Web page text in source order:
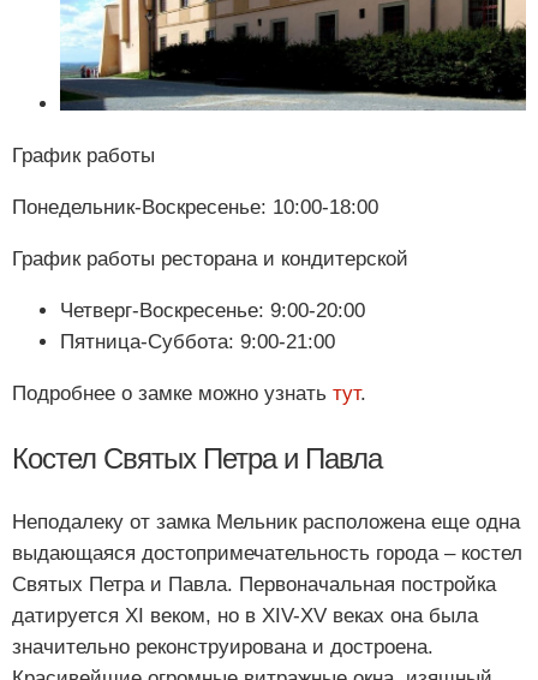
График работы
Понедельник-Воскресенье: 10:00-18:00
График работы ресторана и кондитерской
Четверг-Воскресенье: 9:00-20:00
Пятница-Суббота: 9:00-21:00
Подробнее о замке можно узнать тут.
Костел Святых Петра и Павла
Неподалеку от замка Мельник расположена еще одна
выдающаяся достопримечательность города – костел
Святых Петра и Павла. Первоначальная постройка
датируется XI веком, но в XIV-XV веках она была
значительно реконструирована и достроена.